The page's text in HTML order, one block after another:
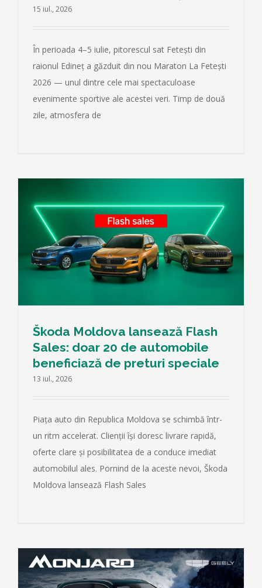
15 iul., 2026
În perioada 4–5 iulie, pitorescul sat Fetești din
raionul Edineț a găzduit din nou Maraton La Fetești
2026 — unul dintre cele mai spectaculoase
evenimente sportive ale acestei veri. Timp de două
zile, atmosfera de
Škoda Moldova lansează Flash
Sales: doar 20 de automobile
beneficiază de preturi speciale
13 iul., 2026
Piața auto din Republica Moldova se schimbă într-
un ritm accelerat. Clienții își doresc livrare rapidă,
oferte clare și posibilitatea de a conduce imediat
automobilul ales. Pornind de la aceste nevoi, Škoda
Moldova lansează Flash Sales